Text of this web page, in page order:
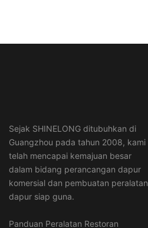
Sejak SHINELONG ditubuhkan di
Guangzhou pada tahun 2008, kami
telah mencapai kemajuan besar
dalam bidang perancangan dapur
komersial dan pembuatan peralatan
dapur siap guna.
Panduan Peralatan Restoran